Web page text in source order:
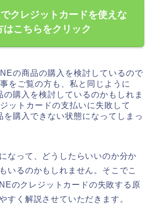
クレジットカードを使えな
はこちらをクリック
の商品の購入を検討しているので
をご覧の方も、私と同じように
購入を検討しているのかもしれま
ットカードの支払いに失敗して
購入できない状態になってしまっ
なって、どうしたらいいのか分か
いるのかもしれません。そこでこ
のクレジットカードの失敗する原
すく解説させていただきます。